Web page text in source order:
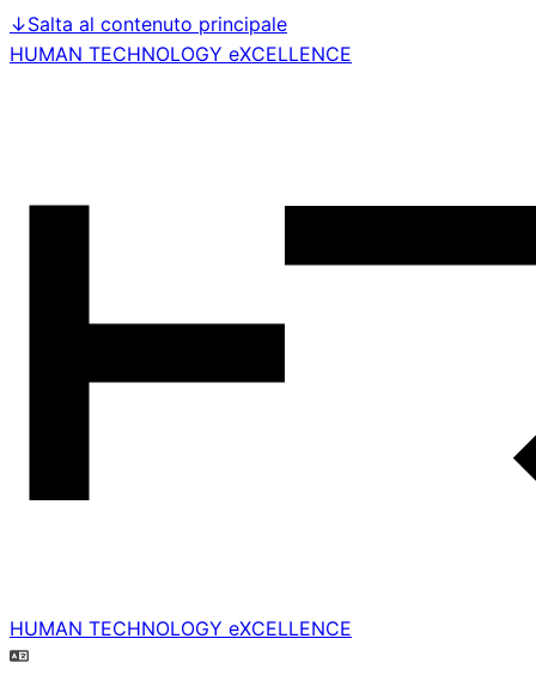
↓Salta al contenuto principale
HUMAN TECHNOLOGY eXCELLENCE
HUMAN TECHNOLOGY eXCELLENCE